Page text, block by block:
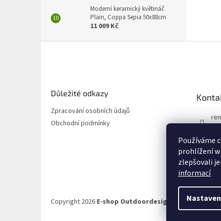
Používáme
prohlížení
zlepšovali
informací
Moderní keramický květináč
Plain, Coppa Sepia 50x88cm
11 009 Kč
Důležité odkazy
Zpracování osobních údajů
Obchodní podmínky
Copyright 2026 E-shop Outdoordesign.cz . Všechna